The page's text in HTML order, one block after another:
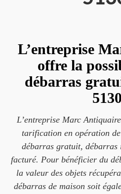
L’entreprise
offre la
débarras
L’entreprise Marc
tarification en opération
débarras gratuit, débarras
facturé. Pour bénéficier du
la valeur des objets
débarras de maison soit